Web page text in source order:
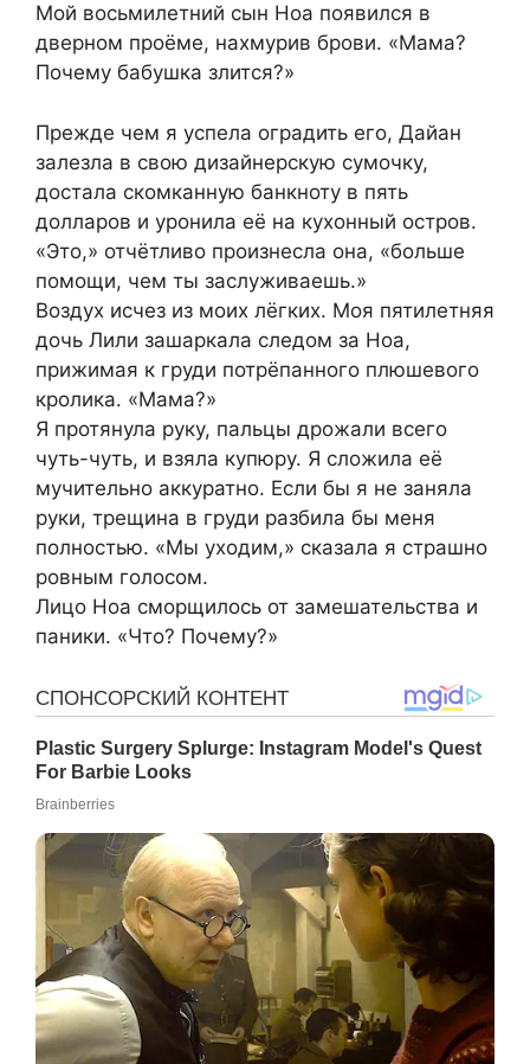
Мой восьмилетний сын Ноа появился в
дверном проёме, нахмурив брови. «Мама?
Почему бабушка злится?»
Прежде чем я успела оградить его, Дайан
залезла в свою дизайнерскую сумочку,
достала скомканную банкноту в пять
долларов и уронила её на кухонный остров.
«Это,» отчётливо произнесла она, «больше
помощи, чем ты заслуживаешь.»
Воздух исчез из моих лёгких. Моя пятилетняя
дочь Лили зашаркала следом за Ноа,
прижимая к груди потрёпанного плюшевого
кролика. «Мама?»
Я протянула руку, пальцы дрожали всего
чуть-чуть, и взяла купюру. Я сложила её
мучительно аккуратно. Если бы я не заняла
руки, трещина в груди разбила бы меня
полностью. «Мы уходим,» сказала я страшно
ровным голосом.
Лицо Ноа сморщилось от замешательства и
паники. «Что? Почему?»